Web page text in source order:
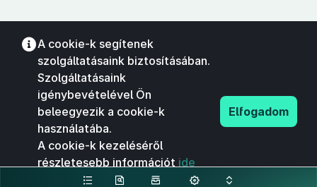
A cookie-k segítenek
szolgáltatásaink biztosításában.
Szolgáltatásaink
igénybevételével Ön
beleegyezik a cookie-k
használatába.
A cookie-k kezeléséről
részletesebb információt ide
kattintva olvashat.
Elfogadom